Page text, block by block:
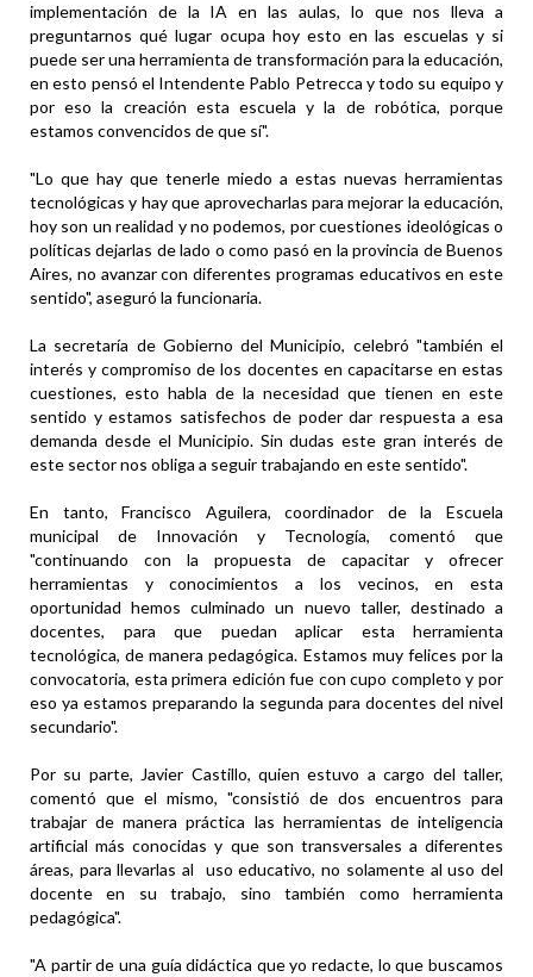
implementación de la IA en las aulas, lo que nos lleva a
preguntarnos qué lugar ocupa hoy esto en las escuelas y si
puede ser una herramienta de transformación para la educación,
en esto pensó el Intendente Pablo Petrecca y todo su equipo y
por eso la creación esta escuela y la de robótica, porque
estamos convencidos de que sí".
"Lo que hay que tenerle miedo a estas nuevas herramientas
tecnológicas y hay que aprovecharlas para mejorar la educación,
hoy son un realidad y no podemos, por cuestiones ideológicas o
políticas dejarlas de lado o como pasó en la provincia de Buenos
Aires, no avanzar con diferentes programas educativos en este
sentido", aseguró la funcionaria.
La secretaría de Gobierno del Municipio, celebró "también el
interés y compromiso de los docentes en capacitarse en estas
cuestiones, esto habla de la necesidad que tienen en este
sentido y estamos satisfechos de poder dar respuesta a esa
demanda desde el Municipio. Sin dudas este gran interés de
este sector nos obliga a seguir trabajando en este sentido".
En tanto, Francisco Aguilera, coordinador de la Escuela
municipal de Innovación y Tecnología, comentó que
"continuando con la propuesta de capacitar y ofrecer
herramientas y conocimientos a los vecinos, en esta
oportunidad hemos culminado un nuevo taller, destinado a
docentes, para que puedan aplicar esta herramienta
tecnológica, de manera pedagógica. Estamos muy felices por la
convocatoria, esta primera edición fue con cupo completo y por
eso ya estamos preparando la segunda para docentes del nivel
secundario".
Por su parte, Javier Castillo, quien estuvo a cargo del taller,
comentó que el mismo, "consistió de dos encuentros para
trabajar de manera práctica las herramientas de inteligencia
artificial más conocidas y que son transversales a diferentes
áreas, para llevarlas al uso educativo, no solamente al uso del
docente en su trabajo, sino también como herramienta
pedagógica".
"A partir de una guía didáctica que yo redacte, lo que buscamos